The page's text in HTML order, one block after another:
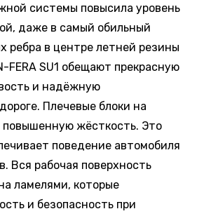
системы повысила уровень
даже в самый обильный
ребра в центре летней резины
FERA SU1 обещают прекрасную
и надёжную
Плечевые блоки на
повышенную жёсткость. Это
поведение автомобиля
Вся рабочая поверхность
ламелями, которые
и безопасность при